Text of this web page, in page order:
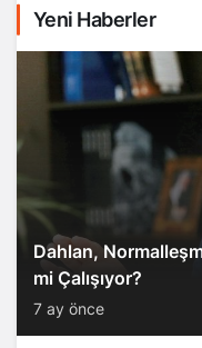
Yeni Haberler
Dahlan,
mi Çalışıyor?
7 ay önce